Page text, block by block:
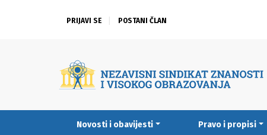
PRIJAVI SE POSTANI ČLAN
Novosti i obavijesti Pravo i propisi